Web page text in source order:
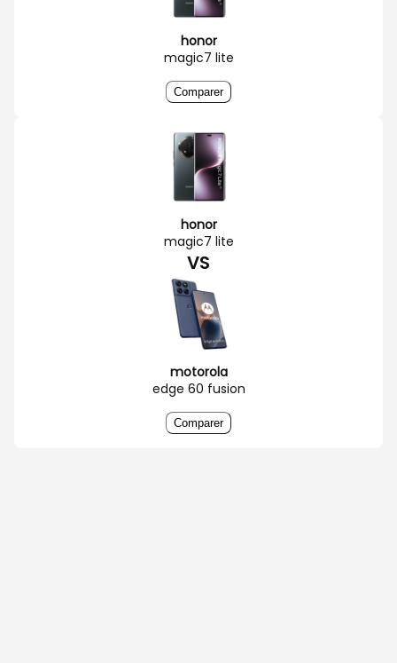
honor
magic7 lite
Comparer
honor
magic7 lite
VS
motorola
edge 60 fusion
Comparer